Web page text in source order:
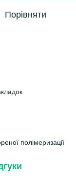
Порівняти
полімеризації